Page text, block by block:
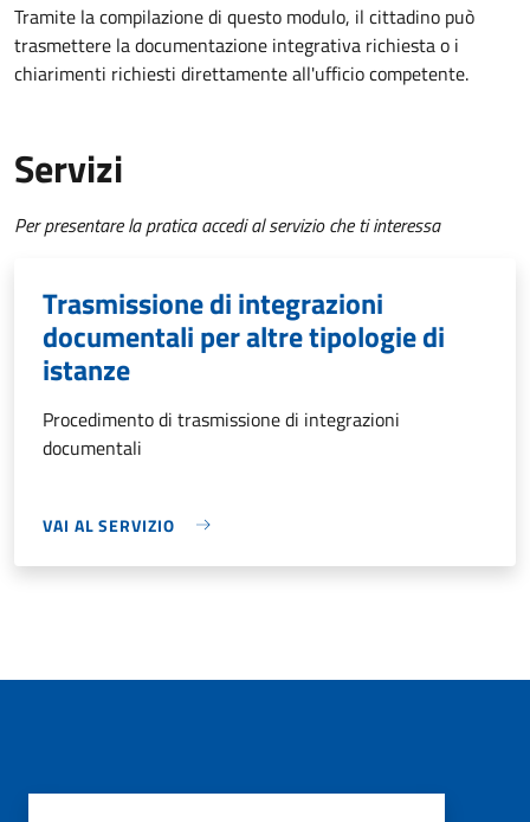
Tramite la compilazione di questo modulo, il cittadino può
trasmettere la documentazione integrativa richiesta o i
chiarimenti richiesti direttamente all'ufficio competente.
Servizi
Per presentare la pratica accedi al servizio che ti interessa
Trasmissione di integrazioni
documentali per altre tipologie di
istanze
Procedimento di trasmissione di integrazioni
documentali
VAI AL SERVIZIO